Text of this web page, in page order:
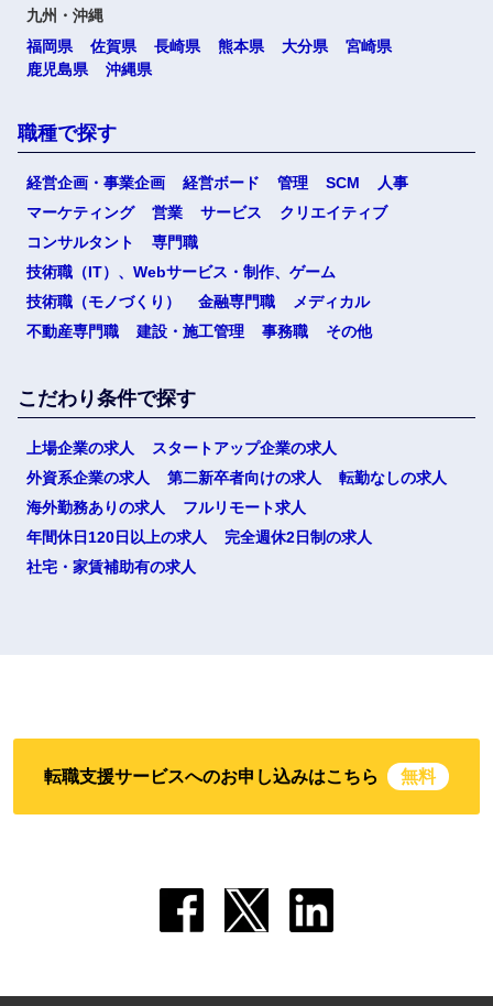
九州・沖縄
福岡県
佐賀県 長崎県 熊本県 大分県
宮崎県
鹿児島県
沖縄県
職種で探す
経営企画・事業企画 経営ボード 管理 SCM
人事
マーケティング
営業 サービス
クリエイティブ
コンサルタント
専門職
技術職（IT）、Webサービス・制作、ゲーム
技術職（モノづくり）
金融専門職
メディカル
不動産専門職
建設・施工管理 事務職 その他
こだわり条件で探す
上場企業の求人
スタートアップ企業の求人
外資系企業の求人
第二新卒者向けの求人
転勤なしの求人
海外勤務ありの求人
フルリモート求人
年間休日120日以上の求人
完全週休2日制の求人
社宅・家賃補助有の求人
転職支援サービスへのお申し込みはこちら 無料